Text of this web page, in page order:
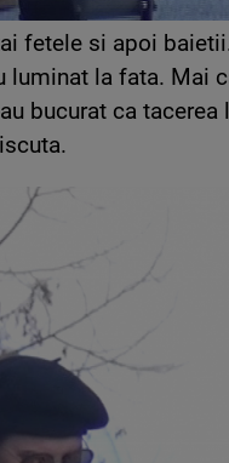
fetele si apoi
luminat la fata. Mai
bucurat ca